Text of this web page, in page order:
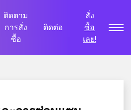
ติดตาม
การสั่ง
ซื้อ
ติดต่อ
สั่ง
ซื้อ
เลย!